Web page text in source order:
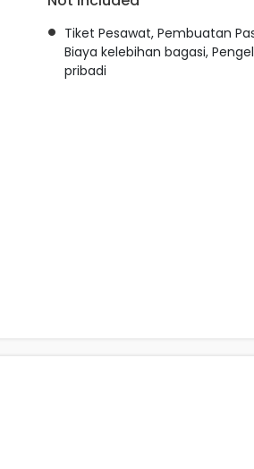
Tiket Pesawat, Pembuatan
Biaya kelebihan bagasi,
pribadi